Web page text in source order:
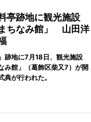
亭跡地に観光施設
まちなみ館」 山田洋
跡地に7月18日、観光施設
み館」（葛飾区柴又7）が開
典が行われた。